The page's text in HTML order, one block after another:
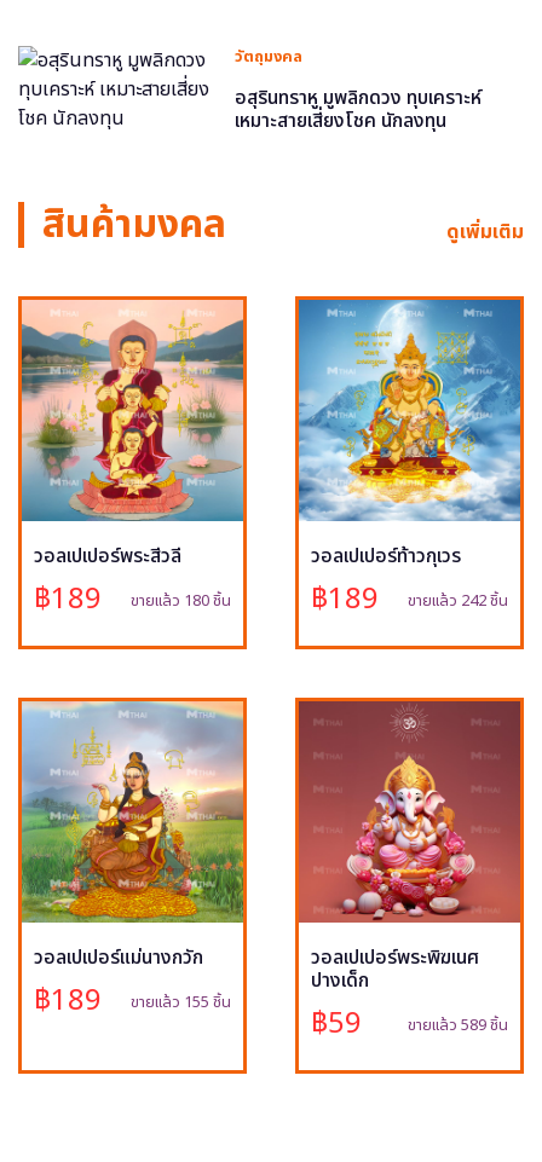
วัตถุมงคล
อสุรินทราหู มูพลิกดวง ทุบเคราะห์
เหมาะสายเสี่ยงโชค นักลงทุน
สินค้ามงคล ดูเพิ่มเติม
วอลเปเปอร์พระสีวลี
฿189 ขายแล้ว 180 ชิ้น
วอลเปเปอร์ท้าวกุเวร
฿189 ขายแล้ว 242 ชิ้น
วอลเปเปอร์แม่นางกวัก
฿189 ขายแล้ว 155 ชิ้น
วอลเปเปอร์พระพิฆเนศ
ปางเด็ก
฿59 ขายแล้ว 589 ชิ้น